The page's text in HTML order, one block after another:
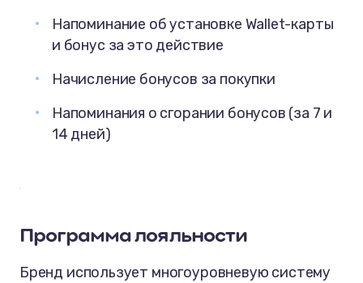
Напоминание об установке Wallet-карты
и бонус за это действие
Начисление бонусов за покупки
Напоминания о сгорании бонусов (за 7 и
14 дней)
Программа лояльности
Бренд использует многоуровневую систему